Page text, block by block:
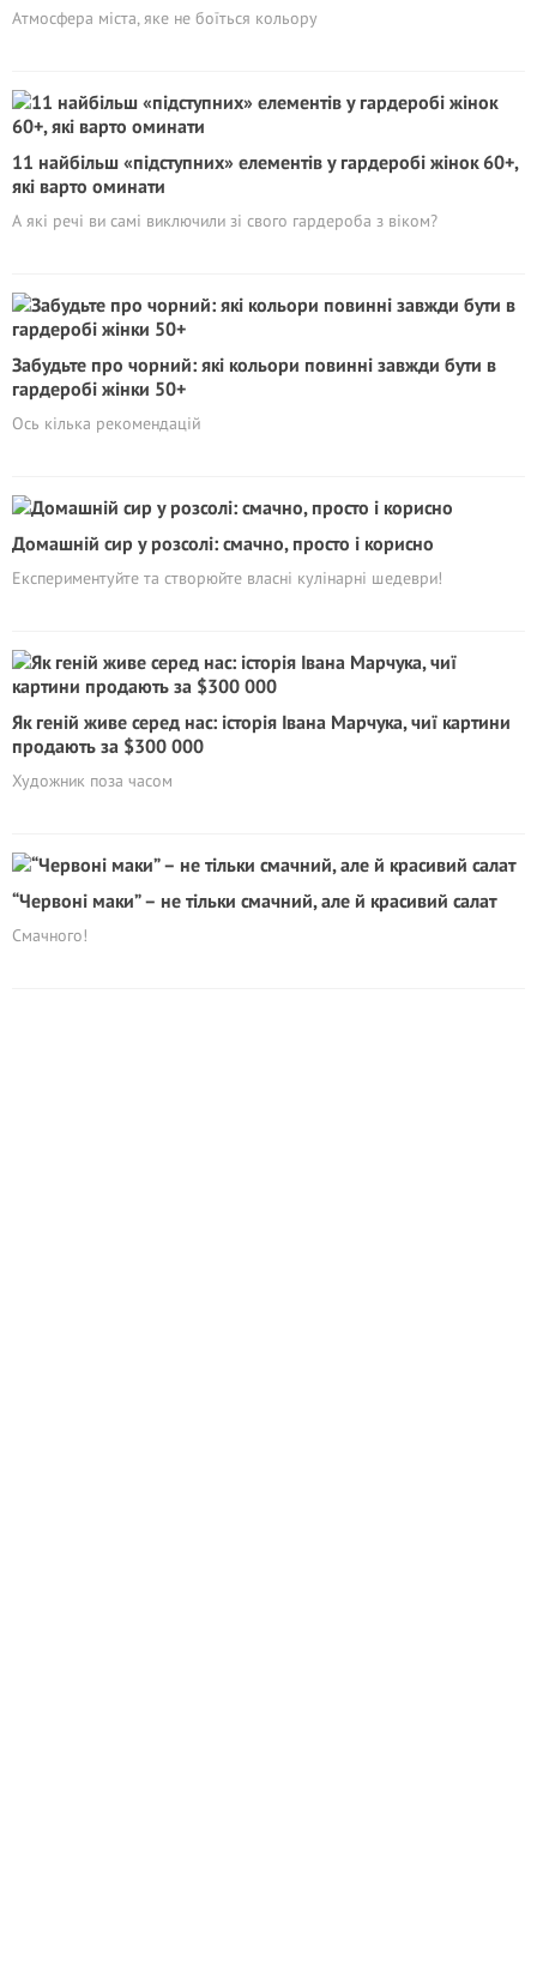
Атмосфера міста, яке не боїться кольору
11 найбільш «підступних» елементів у гардеробі жінок 60+,
які варто оминати
А які речі ви самі виключили зі свого гардероба з віком?
Забудьте про чорний: які кольори повинні завжди бути в
гардеробі жінки 50+
Ось кілька рекомендацій
Домашній сир у розсолі: смачно, просто і корисно
Експериментуйте та створюйте власні кулінарні шедеври!
Як геній живе серед нас: історія Івана Марчука, чиї картини
продають за $300 000
Художник поза часом
“Червоні маки” – не тільки смачний, але й красивий салат
Смачного!